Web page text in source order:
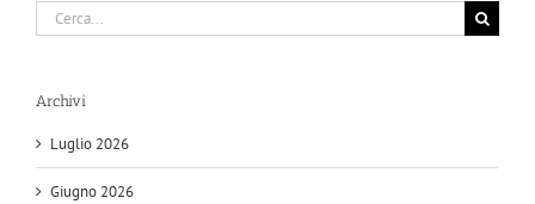
Cerca
per:
Archivi
Luglio 2026
Giugno 2026